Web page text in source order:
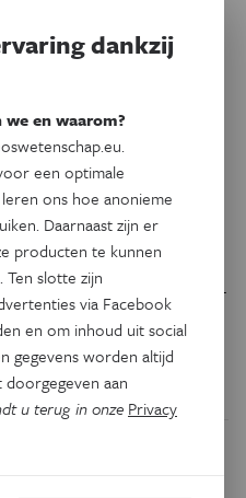
lithiumbatterijen groeien,
van energierijke lithium-
ontrafelen hun
dankzij
en waarom?
een optimale
ons hoe anonieme
Daarnaast zijn er
producten te kunnen
slotte zijn
via Facebook
en om inhoud uit social
gegevens worden altijd
aan
u terug in onze Privacy